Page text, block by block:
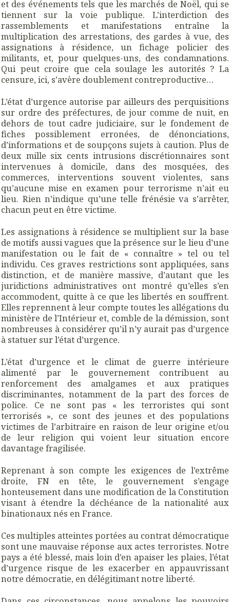
et des événements tels que les marchés de Noël, qui se
tiennent sur la voie publique. L’interdiction des
rassemblements et manifestations entraîne la
multiplication des arrestations, des gardes à vue, des
assignations à résidence, un fichage policier des
militants, et, pour quelques-uns, des condamnations.
Qui peut croire que cela soulage les autorités ? La
censure, ici, s’avère doublement contreproductive…
L’état d’urgence autorise par ailleurs des perquisitions
sur ordre des préfectures, de jour comme de nuit, en
dehors de tout cadre judiciaire, sur le fondement de
fiches possiblement erronées, de dénonciations,
d’informations et de soupçons sujets à caution. Plus de
deux mille six cents intrusions discrétionnaires sont
intervenues à domicile, dans des mosquées, des
commerces, interventions souvent violentes, sans
qu’aucune mise en examen pour terrorisme n’ait eu
lieu. Rien n’indique qu’une telle frénésie va s’arrêter,
chacun peut en être victime.
Les assignations à résidence se multiplient sur la base
de motifs aussi vagues que la présence sur le lieu d’une
manifestation ou le fait de « connaître » tel ou tel
individu. Ces graves restrictions sont appliquées, sans
distinction, et de manière massive, d’autant que les
juridictions administratives ont montré qu’elles s’en
accommodent, quitte à ce que les libertés en souffrent.
Elles reprennent à leur compte toutes les allégations du
ministère de l’Intérieur et, comble de la démission, sont
nombreuses à considérer qu’il n’y aurait pas d’urgence
à statuer sur l’état d’urgence.
L’état d’urgence et le climat de guerre intérieure
alimenté par le gouvernement contribuent au
renforcement des amalgames et aux pratiques
discriminantes, notamment de la part des forces de
police. Ce ne sont pas « les terroristes qui sont
terrorisés », ce sont des jeunes et des populations
victimes de l’arbitraire en raison de leur origine et/ou
de leur religion qui voient leur situation encore
davantage fragilisée.
Reprenant à son compte les exigences de l’extrême
droite, FN en tête, le gouvernement s’engage
honteusement dans une modification de la Constitution
visant à étendre la déchéance de la nationalité aux
binationaux nés en France.
Ces multiples atteintes portées au contrat démocratique
sont une mauvaise réponse aux actes terroristes. Notre
pays a été blessé, mais loin d’en apaiser les plaies, l’état
d’urgence risque de les exacerber en appauvrissant
notre démocratie, en délégitimant notre liberté.